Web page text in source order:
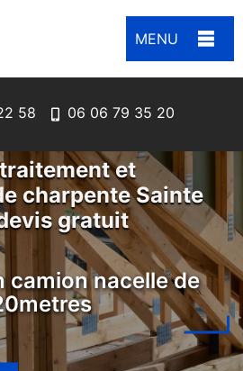
MENU
58 06 06 79 35 20
et
charpente Sainte
gratuit
camion nacelle de